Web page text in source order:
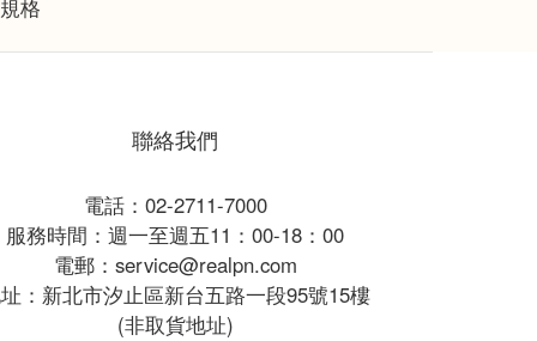
聯絡我們
電話：02-2711-7000
服務時間：週一至週五11：00-18：00
電郵：service@realpn.com
：新北市汐止區新台五路一段95號15樓
(非取貨地址)